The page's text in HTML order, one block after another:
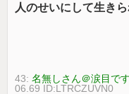
人のせいにして生き
43:名無しさん＠涙目で
06.69 ID:LTRCZUVN0